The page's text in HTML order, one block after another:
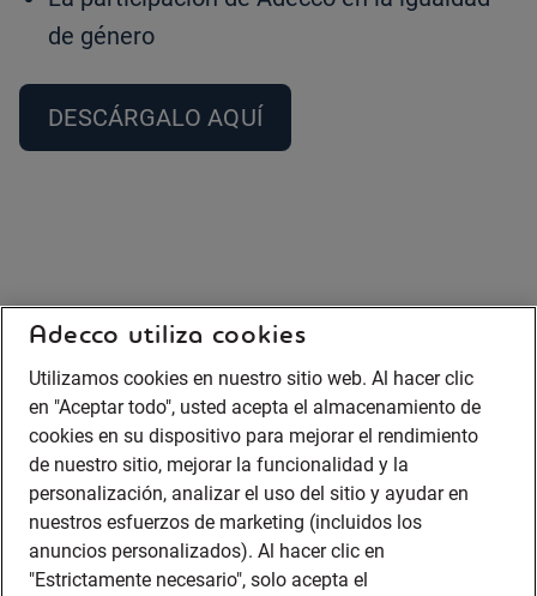
de género
DESCÁRGALO AQUÍ
Adecco utiliza cookies
Utilizamos cookies en nuestro sitio web. Al hacer clic
en "Aceptar todo", usted acepta el almacenamiento de
cookies en su dispositivo para mejorar el rendimiento
de nuestro sitio, mejorar la funcionalidad y la
personalización, analizar el uso del sitio y ayudar en
nuestros esfuerzos de marketing (incluidos los
anuncios personalizados). Al hacer clic en
"Estrictamente necesario", solo acepta el